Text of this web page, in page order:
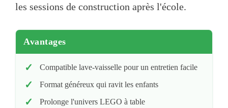
les sessions de construction après l'école.
Avantages
Compatible lave-vaisselle pour un entretien facile
Format généreux qui ravit les enfants
Prolonge l'univers LEGO à table